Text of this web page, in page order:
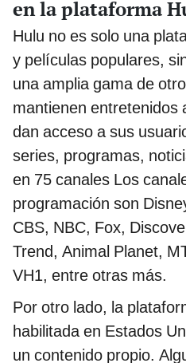
en la plataforma
Hulu no es solo una
y películas populares,
una amplia gama de
mantienen entretenidos
dan acceso a sus
series, programas,
en 75 canales Los
programación son
CBS, NBC, Fox,
Trend, Animal Planet,
VH1, entre otras más.
Por otro lado, la
habilitada en Estados
un contenido propio.